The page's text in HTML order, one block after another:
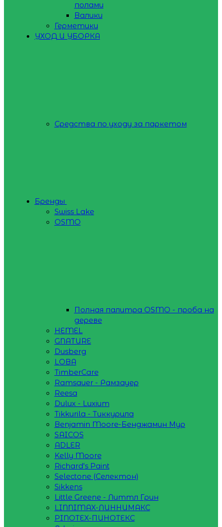
полами
Валики
Герметики
УХОД И УБОРКА
Средства по уходу за паркетом
Бренды
Swiss Lake
OSMO
Полная палитра OSMO - проба на
дереве
HEMEL
GNATURE
Dusberg
LOBA
TimberCare
Ramsauer - Рамзауер
Reesa
Dulux - Luxium
Tikkurila - Тиккурила
Benjamin Moore-Бенджамин Мур
SAICOS
ADLER
Kelly Moore
Richard's Paint
Selectone (Селектон)
Sikkens
Little Greene - Литтл Грин
LINNIMAX-ЛИННИМАКС
PINOTEX-ПИНОТЕКС